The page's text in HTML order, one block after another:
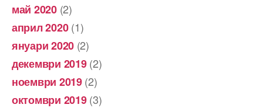
май 2020(2)
април 2020(1)
януари 2020 (2)
декември 2019(2)
ноември 2019(2)
октомври 2019(3)